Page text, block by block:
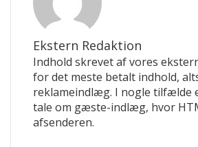
Ekstern Redaktion
Indhold skrevet af vores
for det meste betalt indhold,
reklameindlæg. I nogle tilfælde
tale om gæste-indlæg, hvor
afsenderen.